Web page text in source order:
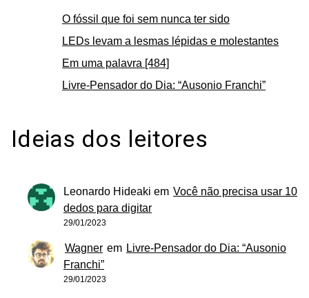
O fóssil que foi sem nunca ter sido
LEDs levam a lesmas lépidas e molestantes
Em uma palavra [484]
Livre-Pensador do Dia: “Ausonio Franchi”
Ideias dos leitores
Leonardo Hideaki em Você não precisa usar 10
dedos para digitar
29/01/2023
Wagner em Livre-Pensador do Dia: “Ausonio
Franchi”
29/01/2023